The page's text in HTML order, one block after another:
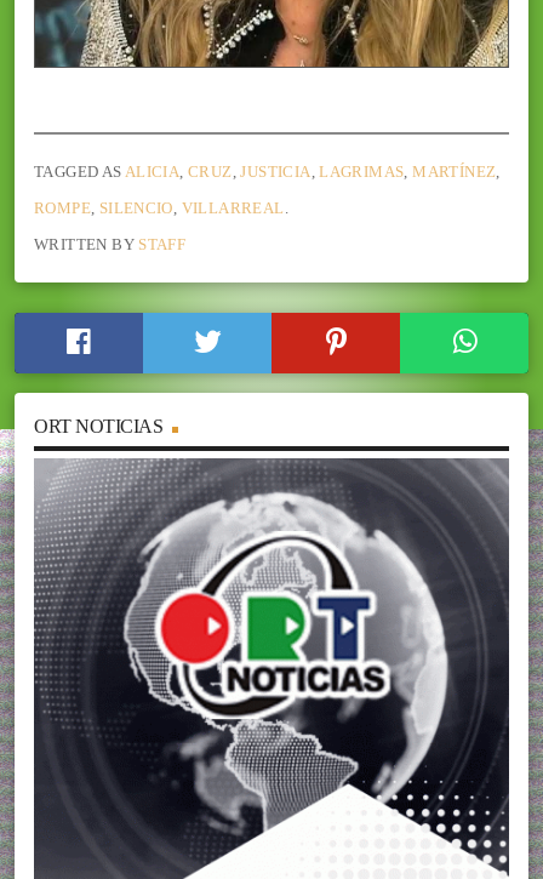
TAGGED AS ALICIA ,CRUZ ,JUSTICIA ,LAGRIMAS ,MARTÍNEZ
ROMPE, SILENCIO VILLARREAL
WRITTEN BY STAFF
ORT NOTICIAS